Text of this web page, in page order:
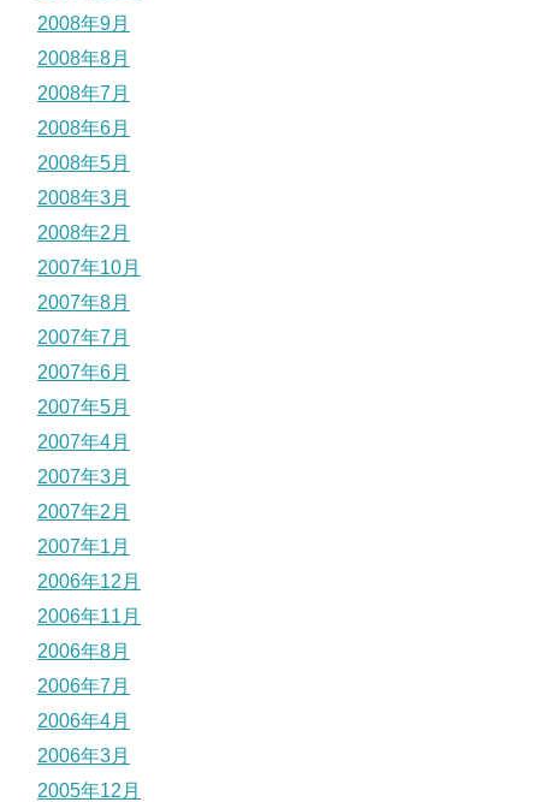
2008年9月
2008年8月
2008年7月
2008年6月
2008年5月
2008年3月
2008年2月
2007年10月
2007年8月
2007年7月
2007年6月
2007年5月
2007年4月
2007年3月
2007年2月
2007年1月
2006年12月
2006年11月
2006年8月
2006年7月
2006年4月
2006年3月
2005年12月